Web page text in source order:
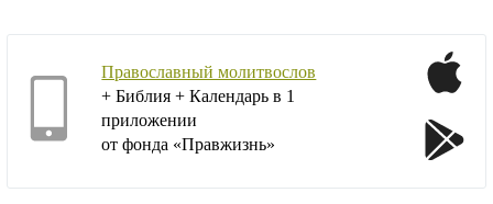
Православный молитвослов
+ Библия + Календарь в 1
приложении
от фонда «Правжизнь»